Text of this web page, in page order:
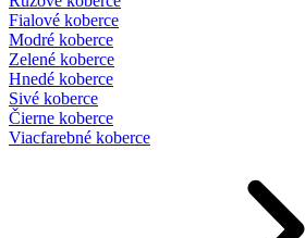
Fialové koberce
Modré koberce
Zelené koberce
Hnedé koberce
Sivé koberce
Čierne koberce
Viacfarebné koberce